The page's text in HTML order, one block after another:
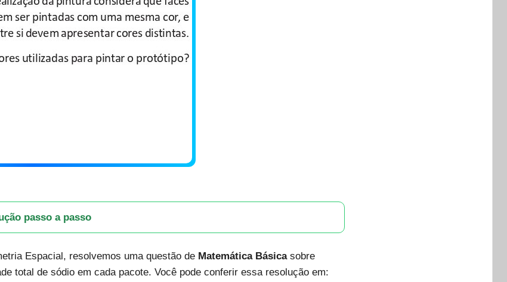
passo a passo
Espacial, resolvemos uma questão de Matemática Básicasobre
total de sódio em cada pacote. Você pode conferir essa resolução em: